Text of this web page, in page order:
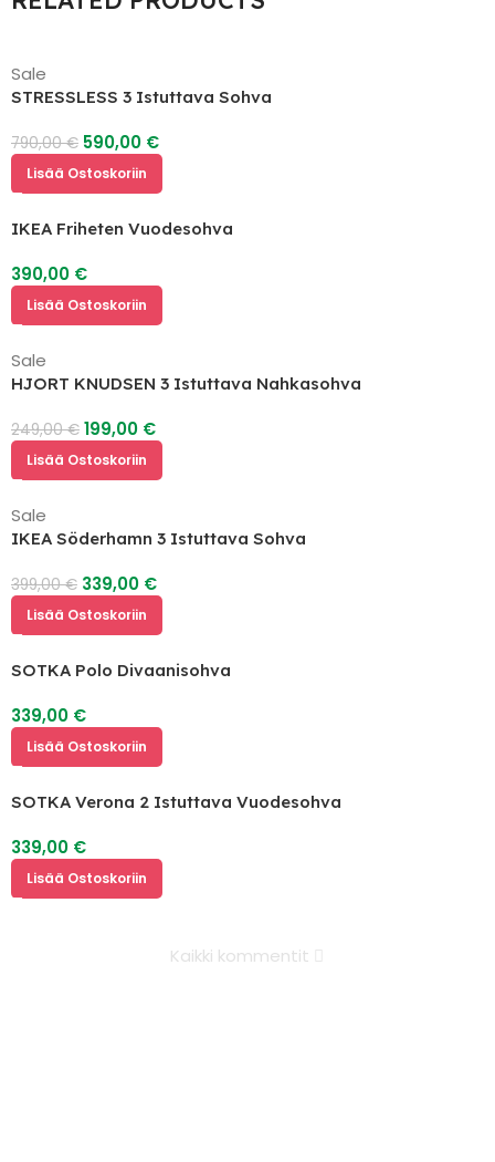
Sale
STRESSLESS 3 Istuttava Sohva
790,00€ 590,00 €
Lisää Ostoskoriin
IKEA Friheten Vuodesohva
390,00 €
Lisää Ostoskoriin
Sale
HJORT KNUDSEN 3 Istuttava Nahkasohva
249,00€ 199,00 €
Lisää Ostoskoriin
Sale
IKEA Söderhamn 3 Istuttava Sohva
399,00€ 339,00 €
Lisää Ostoskoriin
SOTKA Polo Divaanisohva
339,00 €
Lisää Ostoskoriin
SOTKA Verona 2 Istuttava Vuodesohva
339,00 €
Lisää Ostoskoriin
Kaikki kommentit